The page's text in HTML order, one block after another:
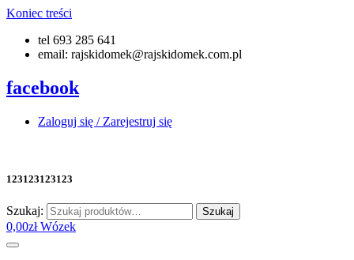
Koniec treści
tel 693 285 641
email: rajskidomek@rajskidomek.com.pl
facebook
Zaloguj się / Zarejestruj się
123123123123
Szukaj: Szukaj
0,00zł Wózek